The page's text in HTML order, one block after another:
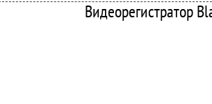
Видеорегистратор